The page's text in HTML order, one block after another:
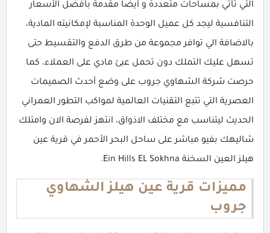
التي تأتي بمساحات متعددة و أيضا مقدمة بأفضل الأسعار
التنافسية ليجد كل عميل الوحدة المناسبة لإمكانيته المادية،
بالاضافة الي توافر مجموعة من طرق الدفع والتقسيط حتى
تسهل عليك التملك دون تحمل عبئ مادي على العملاء، كما
حرصت شركة الشهاوي جروب على وضع أحدث الصميمات
العصرية التي تتبع التقنيات العالمية لمواكب التطور العمراني
الحديث ليتناسب مع مختلف الاذواق، انتهز لفرصة الان وامتلك
شاليهك بفيو مباشر على ساحل البحر الأحمر في قرية عين
هيلز العين السخنة Ein Hills EL Sokhna.
مميزات قرية عين هيلز الشهاوي
جروب